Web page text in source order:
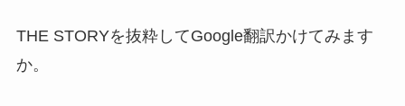
THE STORYを抜粋してGoogle翻訳かけてみます
か。